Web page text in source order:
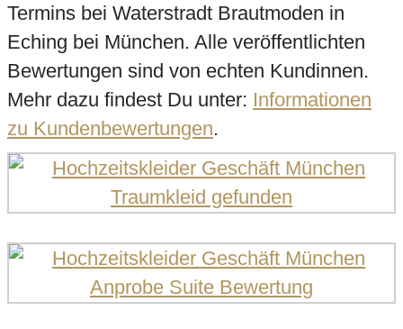
Termins bei Waterstradt Brautmoden in
Eching bei München. Alle veröffentlichten
Bewertungen sind von echten Kundinnen.
Mehr dazu findest Du unter: Informationen
zu Kundenbewertungen.